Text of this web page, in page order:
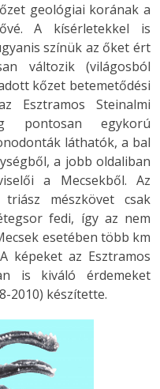
geológiai korának a
A kísérletekkel is
színük az őket ért
változik (világosból
kőzet betemetődési
Esztramos Steinalmi
pontosan egykorú
láthatók, a bal
a jobb oldaliban
a Mecsekből. Az
mészkövet csak
fedi, így az nem
esetében több km
képeket az Esztramos
is kiváló érdemeket
2010) készítette.